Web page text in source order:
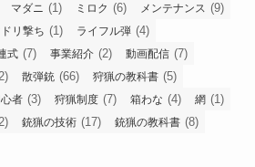
マダニ (1) ミロク (6) メンテナンス (9)
リ撃ち (1) ライフル弾 (4)
式 (7) 事業紹介 (2) 動画配信 (7)
散弾銃 (66) 狩猟の教科書 (5)
者 (3) 狩猟制度 (7) 箱わな (4) 網 (1)
銃猟の技術 (17) 銃猟の教科書 (8)